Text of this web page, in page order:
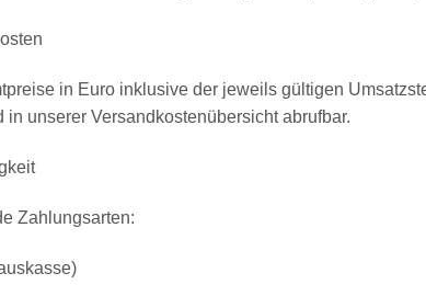
in Euro inklusive der jeweils gültigen
in unserer Versandkostenübersicht abrufbar.
Zahlungsarten: